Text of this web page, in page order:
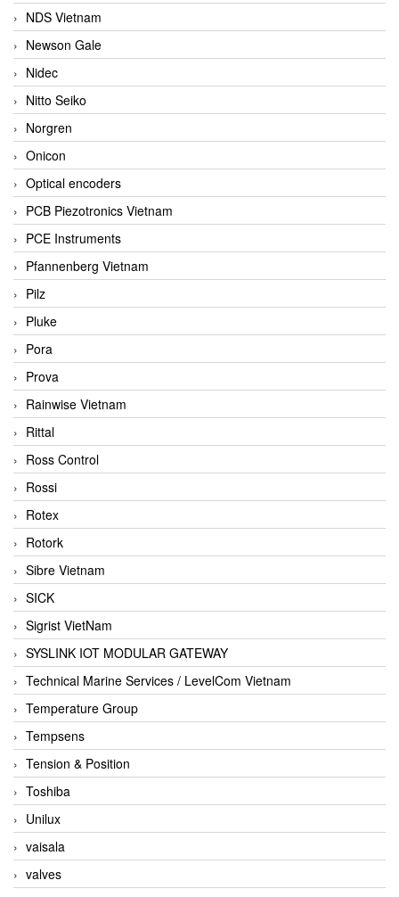
NDS Vietnam
Newson Gale
Nidec
Nitto Seiko
Norgren
Onicon
Optical encoders
PCB Piezotronics Vietnam
PCE Instruments
Pfannenberg Vietnam
Pilz
Pluke
Pora
Prova
Rainwise Vietnam
Rittal
Ross Control
Rossi
Rotex
Rotork
Sibre Vietnam
SICK
Sigrist VietNam
SYSLINK IOT MODULAR GATEWAY
Technical Marine Services / LevelCom Vietnam
Temperature Group
Tempsens
Tension & Position
Toshiba
Unilux
vaisala
valves